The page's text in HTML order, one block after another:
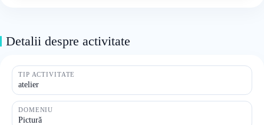
Detalii despre activitate
TIP ACTIVITATE
atelier
DOMENIU
Pictură